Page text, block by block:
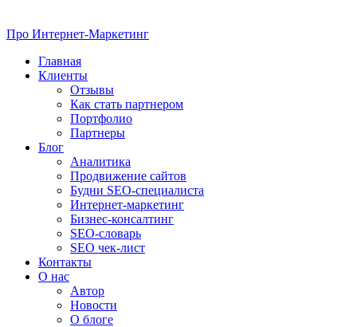
Про Интернет-Маркетинг
Главная
Клиенты
Отзывы
Как стать партнером
Портфолио
Партнеры
Блог
Аналитика
Продвижение сайтов
Будни SEO-специалиста
Интернет-маркетинг
Бизнес-консалтинг
SEO-словарь
SEO чек-лист
Контакты
О нас
Автор
Новости
О блоге